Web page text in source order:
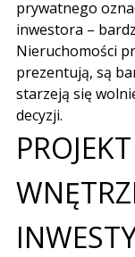
prywatnego
inwestora –
Nieruchomości
prezentują, są
starzeją się
decyzji.